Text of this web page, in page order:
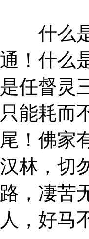
什么是
通！什么
是任督灵
只能耗而
尾！佛家
汉林，切
路，凄苦
人，好马